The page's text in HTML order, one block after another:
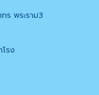
ร พระราม3
รง